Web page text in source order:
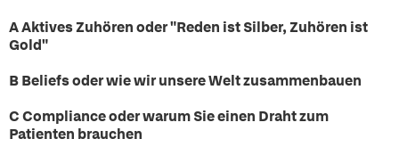
A Aktives Zuhören oder "Reden ist Silber, Zuhören ist
Gold"
B Beliefs oder wie wir unsere Welt zusammenbauen
C Compliance oder warum Sie einen Draht zum
Patienten brauchen